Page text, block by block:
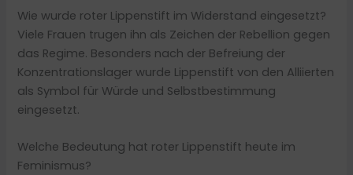
Wie wurde roter Lippenstift im Widerstand eingesetzt?
Viele Frauen trugen ihn als Zeichen der Rebellion gegen
das Regime. Besonders nach der Befreiung der
Konzentrationslager wurde Lippenstift von den Alliierten
als Symbol für Würde und Selbstbestimmung
eingesetzt.
Welche Bedeutung hat roter Lippenstift heute im
Feminismus?